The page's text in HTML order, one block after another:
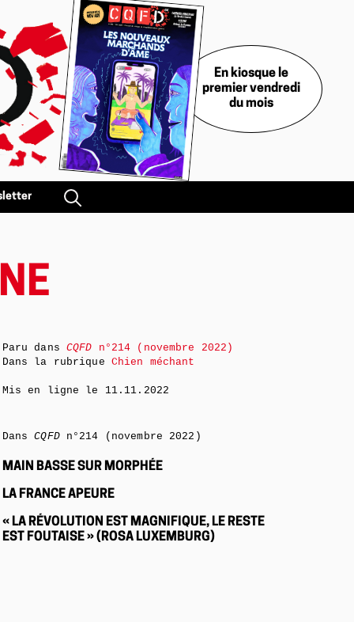
En kiosque le
premier vendredi
du mois
Paru dans CQFD n°214 (novembre 2022)
Dans la rubrique Chien méchant
Mis en ligne le 11.11.2022
DansCQFDn°214 (novembre 2022)
MAIN BASSE SUR MORPHÉE
LA FRANCE APEURE
« LA RÉVOLUTION EST MAGNIFIQUE, LE RESTE
EST FOUTAISE » (ROSA LUXEMBURG)